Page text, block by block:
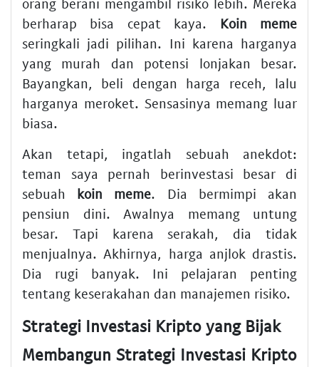
berharap bisa cepat kaya.
Koin meme
seringkali jadi pilihan. Ini karena harganya
yang murah dan potensi lonjakan besar.
Bayangkan, beli dengan harga receh, lalu
harganya meroket. Sensasinya memang luar
biasa.
Akan tetapi, ingatlah sebuah anekdot:
teman saya pernah berinvestasi besar di
sebuah koin meme. Dia bermimpi akan
pensiun dini. Awalnya memang untung
besar. Tapi karena serakah, dia tidak
menjualnya. Akhirnya, harga anjlok drastis.
Dia rugi banyak. Ini pelajaran penting
tentang keserakahan dan manajemen risiko.
Strategi Investasi Kripto yang Bijak
Membangun Strategi Investasi Kripto